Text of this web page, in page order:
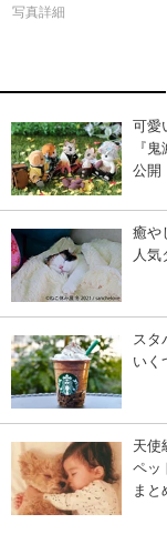
写真詳細
可愛
『
公開
癒や
人気
スタ
いく
天使
ペッ
まと